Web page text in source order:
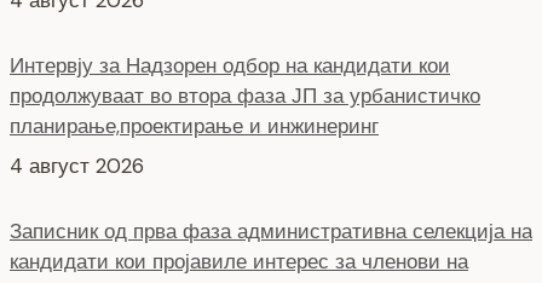
продолжуваат во втора фаза ЈП за урбанистичко
планирање,проектирање и инжинеринг
4 август 2026
кандидати кои пројавиле интерес за членови на
управен одбор на ЈКП Водовод